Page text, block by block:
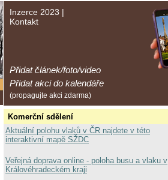
Inzerce 2023 |
Kontakt
Přidat článek/foto/video
Přidat akci do kalendáře
(propagujte akci zdarma)
Komerční sdělení
Aktuální polohu vlaků v ČR najdete v této
interaktivní mapě SŽDC
Veřejná doprava online - poloha busu a vlaku v
Královéhradeckém kraji